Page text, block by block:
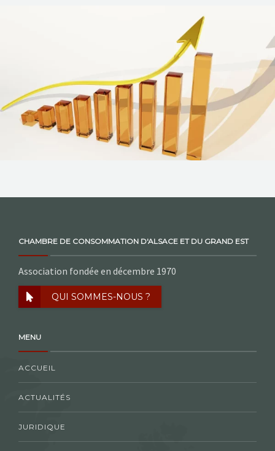
CHAMBRE DE CONSOMMATION D'ALSACE ET DU GRAND EST
Association fondée en décembre 1970
QUI SOMMES-NOUS ?
MENU
ACCUEIL
ACTUALITÉS
JURIDIQUE